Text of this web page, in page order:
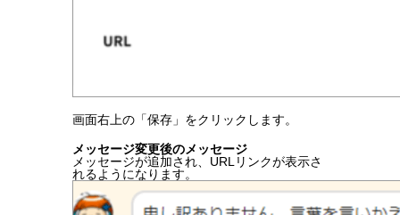
画面右上の「保存」をクリックします。
メッセージ変更後のメッセージ
メッセージが追加され、URLリンクが表示さ
れるようになります。